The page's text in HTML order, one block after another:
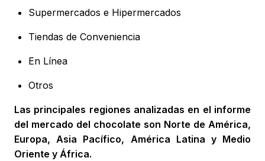
Supermercados e Hipermercados
Tiendas de Conveniencia
En Línea
Otros
Las principales regiones analizadas en el informe
del mercado del chocolate son Norte de América,
Europa, Asia Pacífico, América Latina y Medio
Oriente y África.